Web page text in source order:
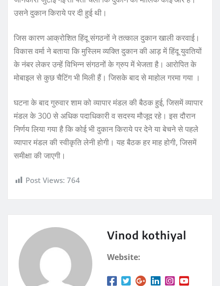
उसने दुकान किराये पर दी हुई थी।
जिस कारण आक्रोशित हिंदू संगठनों ने तत्काल दुकान खाली करवाई।
विकास वर्मा ने बताया कि मुस्लिम व्यक्ति दुकान की आड़ में हिंदू युवतियों
के नंबर लेकर उन्हें विभिन्न संगठनों के ग्रुप में भेजता है। आरोपित के
मोबाइल से कुछ चैटिंग भी मिली हैं। जिसके बाद से माहोल गरमा गया ।
घटना के बाद गुरुवार शाम को व्यापार मंडल की बैठक हुई, जिसमें व्यापार
मंडल के 300 से अधिक पदाधिकारी व सदस्य मौजूद रहे। इस दौरान
निर्णय लिया गया है कि कोई भी दुकान किराये पर देने या बेचने से पहले
व्यापार मंडल की स्वीकृति लेनी होगी। यह बैठक हर माह होगी, जिसमें
समीक्षा की जाएगी।
Post Views: 764
Vinod kothiyal
Website: